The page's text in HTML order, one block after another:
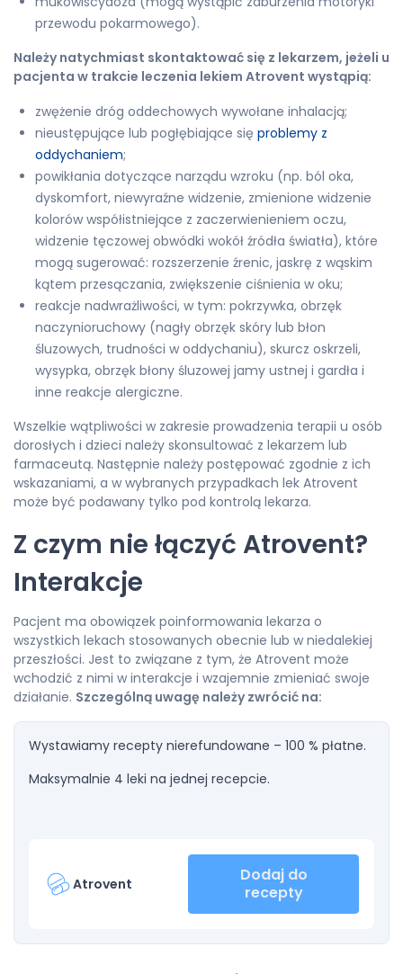
przewodu pokarmowego).
Należy natychmiast skontaktować się z lekarzem, jeżeli u
pacjenta w trakcie leczenia lekiem Atrovent wystąpią:
zwężenie dróg oddechowych wywołane inhalacją;
nieustępujące lub pogłębiające się problemy z
oddychaniem;
powikłania dotyczące narządu wzroku (np. ból oka,
dyskomfort, niewyraźne widzenie, zmienione widzenie
kolorów współistniejące z zaczerwienieniem oczu,
widzenie tęczowej obwódki wokół źródła światła), które
mogą sugerować: rozszerzenie źrenic, jaskrę z wąskim
kątem przesączania, zwiększenie ciśnienia w oku;
reakcje nadwrażliwości, w tym: pokrzywka, obrzęk
naczynioruchowy (nagły obrzęk skóry lub błon
śluzowych, trudności w oddychaniu), skurcz oskrzeli,
wysypka, obrzęk błony śluzowej jamy ustnej i gardła i
inne reakcje alergiczne.
Wszelkie wątpliwości w zakresie prowadzenia terapii u osób
dorosłych i dzieci należy skonsultować z lekarzem lub
farmaceutą. Następnie należy postępować zgodnie z ich
wskazaniami, a w wybranych przypadkach lek Atrovent
może być podawany tylko pod kontrolą lekarza.
Z czym nie łączyć Atrovent?
Interakcje
Pacjent ma obowiązek poinformowania lekarza o
wszystkich lekach stosowanych obecnie lub w niedalekiej
przeszłości. Jest to związane z tym, że Atrovent może
wchodzić z nimi w interakcje i wzajemnie zmieniać swoje
działanie. Szczególną uwagę należy zwrócić na:
Wystawiamy recepty nierefundowane – 100 % płatne.
Maksymalnie 4 leki na jednej recepcie.
Atrovent
Dodaj do
recepty